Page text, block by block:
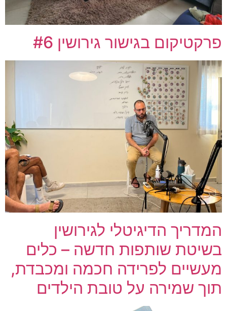
פרקטיקום בגישור גירושין #6
המדריך הדיגיטלי לגירושין
בשיטת שותפות חדשה – כלים
מעשיים לפרידה חכמה ומכבדת,
תוך שמירה על טובת הילדים